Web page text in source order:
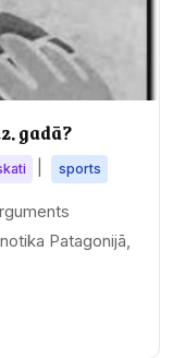
gadā?
sports
Patagonijā,